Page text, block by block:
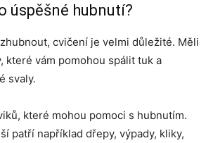
úspěšné hubnutí?
cvičení je velmi důležité. Měli
které vám pomohou spálit tuk a
svaly.
které mohou pomoci s hubnutím.
patří například dřepy, výpady, kliky,